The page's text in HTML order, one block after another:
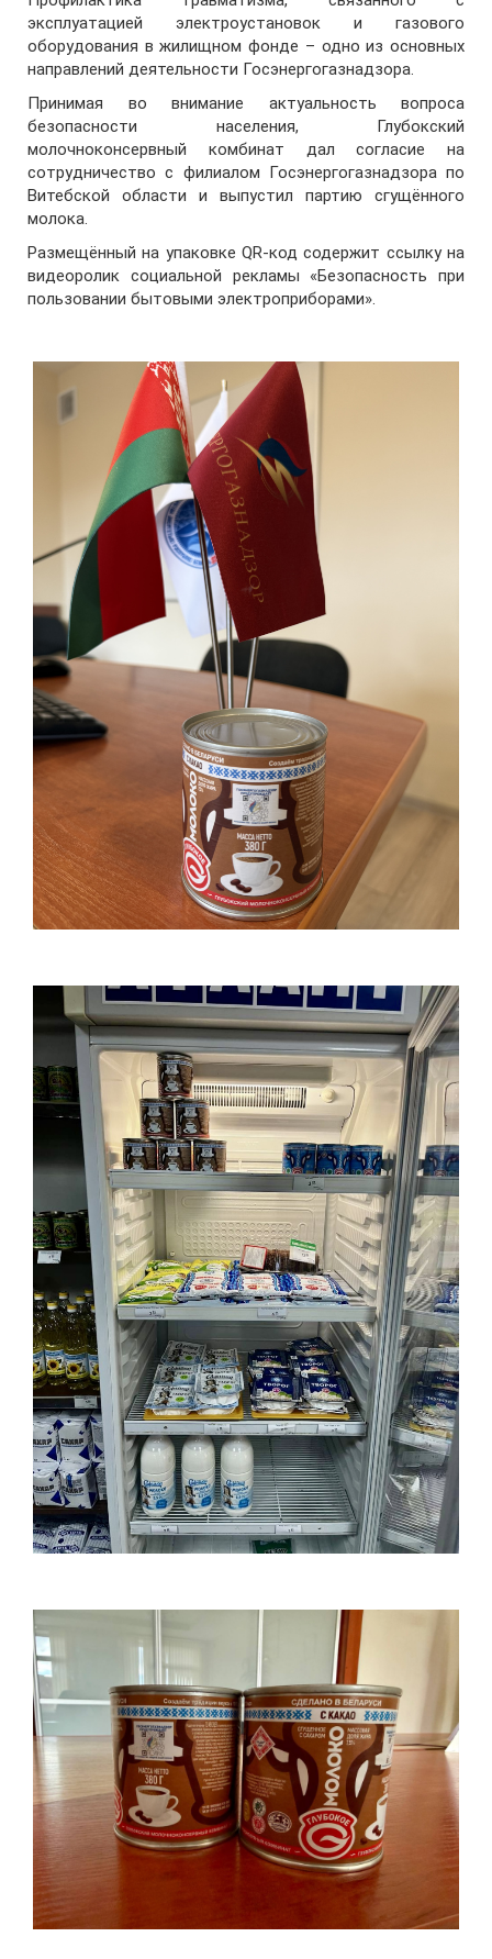
эксплуатацией электроустановок и газового
оборудования в жилищном фонде – одно из основных
направлений деятельности Госэнергогазнадзора.
Принимая во внимание актуальность вопроса
безопасности населения, Глубокский
молочноконсервный комбинат дал согласие на
сотрудничество с филиалом Госэнергогазнадзора по
Витебской области и выпустил партию сгущённого
молока.
Размещённый на упаковке QR-код содержит ссылку на
видеоролик социальной рекламы «Безопасность при
пользовании бытовыми электроприборами».